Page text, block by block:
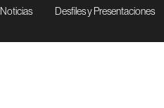
Noticias Desfiles y Presentaciones